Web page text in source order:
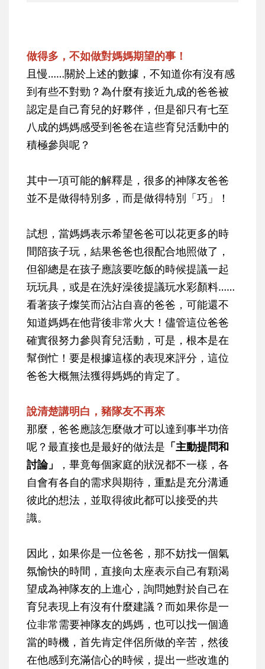
做得多，不如做對媽媽期望的事！
且慢……關於上述的數據，不知道你有沒有感
到有些不對勁？為什麼有接近九成的爸爸被
認定是自己育兒的好夥伴，但是卻只有七至
八成的媽媽感受到爸爸在這些育兒活動中的
積極參與呢？
其中一項可能的解釋是，很多的神隊友爸爸
並不是做得特別多，而是做得特別「巧」！
試想，當媽媽表示希望爸爸可以花更多的時
間陪孩子玩，結果爸爸也很配合地照做了，
但卻總是在孩子應該要吃飯的時候提議一起
玩玩具，或是在洗好澡後提議玩水彩顏料……
看著孩子燦笑而沾沾自喜的爸爸，可能還不
知道媽媽在他背後非常火大！儘管這位爸爸
確實很努力參與育兒活動，可是，根本是在
幫倒忙！要是根據這樣的表現來評分，這位
爸爸大概無法獲得媽媽的肯定了。
說清楚講明白，豬隊友不再來
那麼，爸爸應該怎麼做才可以達到事半功倍
呢？最直接也是最好的做法是 「主動提問和
討論」
，畢竟每個家庭的狀況都不一樣，各
自會有各自的需求與期待，重點是充分溝通
彼此的想法，並取得彼此都可以接受的共
識。
因此，如果你是一位爸爸，那不妨找一個氣
氛愉快的時間，直接向太座表示自己有顆渴
望成為神隊友的上進心，詢問她對於自己在
育兒表現上有沒有什麼建議？而如果你是一
位非常需要神隊友的媽媽，也可以找一個適
當的時機，首先肯定伴侶所做的辛苦，然後
在他感到充滿信心的時候，提出一些改進的